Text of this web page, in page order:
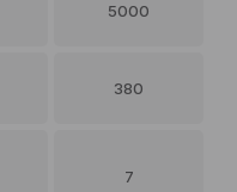
5000
380
7